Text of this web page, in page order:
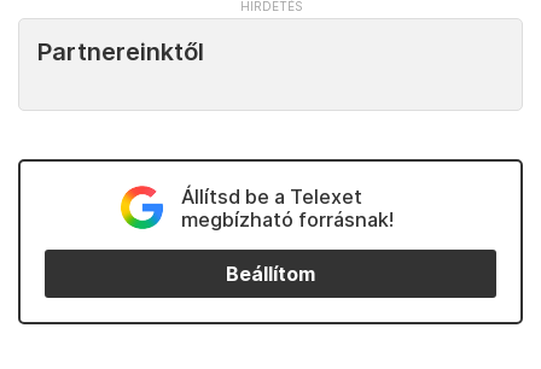
Partnereinktől
Állítsd be a Telexet
megbízható forrásnak!
Beállítom